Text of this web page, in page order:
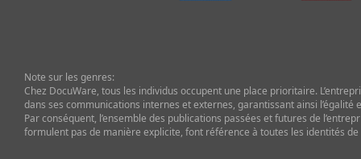
Note sur les genres:
Chez DocuWare, tous les individus occupent une place prioritaire.
dans ses communications internes et externes, garantissant ainsi l’égalité
Par conséquent, l’ensemble des publications passées et futures de
formulent pas de manière explicite, font référence à toutes les identités de